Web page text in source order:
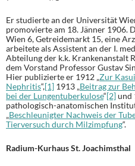
Er studierte an der Universität
promovierte am 18. Jänner 1906.
Wien 6, Getreidemarkt 15, eine
arbeitete als Assistent an der I.
Abteilung der k.k. Krankenanstalt
dem Vorstand Professor Gustav
Hier publizierte er 1912 „Zur
Nephritis“,[1] 1913 „Beitrag zur
bei der Lungentuberkulose“[2]und
pathologisch-anatomischen
„Beschleunigter Nachweis der
Tierversuch durch Milzimpfung“.
Radium-Kurhaus St. Joachimsthal